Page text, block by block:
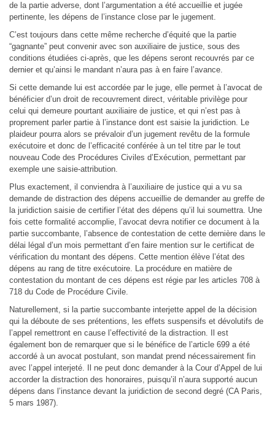
de la partie adverse, dont l’argumentation a été accueillie et jugée
pertinente, les dépens de l’instance close par le jugement.
C’est toujours dans cette même recherche d’équité que la partie
“gagnante” peut convenir avec son auxiliaire de justice, sous des
conditions étudiées ci-après, que les dépens seront recouvrés par ce
dernier et qu’ainsi le mandant n’aura pas à en faire l’avance.
Si cette demande lui est accordée par le juge, elle permet à l’avocat de
bénéficier d’un droit de recouvrement direct, véritable privilège pour
celui qui demeure pourtant auxiliaire de justice, et qui n’est pas à
proprement parler partie à l’instance dont est saisie la juridiction. Le
plaideur pourra alors se prévaloir d’un jugement revêtu de la formule
exécutoire et donc de l’efficacité conférée à un tel titre par le tout
nouveau Code des Procédures Civiles d’Exécution, permettant par
exemple une saisie-attribution.
Plus exactement, il conviendra à l’auxiliaire de justice qui a vu sa
demande de distraction des dépens accueillie de demander au greffe de
la juridiction saisie de certifier l’état des dépens qu’il lui soumettra. Une
fois cette formalité accomplie, l’avocat devra notifier ce document à la
partie succombante, l’absence de contestation de cette dernière dans le
délai légal d’un mois permettant d’en faire mention sur le certificat de
vérification du montant des dépens. Cette mention élève l’état des
dépens au rang de titre exécutoire. La procédure en matière de
contestation du montant de ces dépens est régie par les articles 708 à
718 du Code de Procédure Civile.
Naturellement, si la partie succombante interjette appel de la décision
qui la déboute de ses prétentions, les effets suspensifs et dévolutifs de
l’appel remettront en cause l’effectivité de la distraction. Il est
également bon de remarquer que si le bénéfice de l’article 699 a été
accordé à un avocat postulant, son mandat prend nécessairement fin
avec l’appel interjeté. Il ne peut donc demander à la Cour d’Appel de lui
accorder la distraction des honoraires, puisqu’il n’aura supporté aucun
dépens dans l’instance devant la juridiction de second degré (CA Paris,
5 mars 1987).